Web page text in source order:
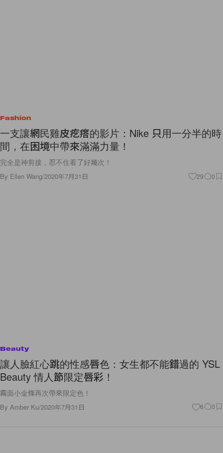
Fashion
一支讓網民雞皮疙瘩的影片：Nike 只用一分半的時
間，在困境中帶來滿滿力量！
完全是神剪接，忍不住看了好幾次！
By Ellen Wang/2020年7月31日 29 0
Beauty
讓人臉紅心跳的性感唇色：女生都不能錯過的 YSL
Beauty 情人節限定唇彩！
霧面小金條再次帶來限定色！
By Amber Ku/2020年7月31日 6 0